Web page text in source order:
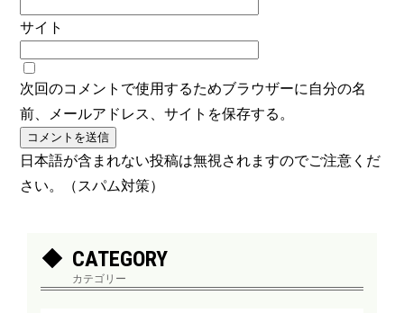
サイト
次回のコメントで使用するためブラウザーに自分の名
前、メールアドレス、サイトを保存する。
日本語が含まれない投稿は無視されますのでご注意くだ
さい。（スパム対策）
CATEGORY
カテゴリー